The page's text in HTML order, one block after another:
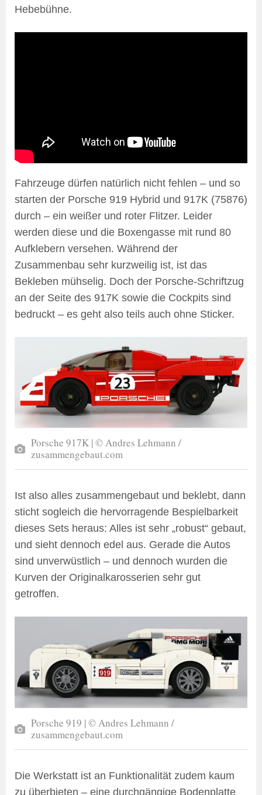
Hebebühne.
Fahrzeuge dürfen natürlich nicht fehlen – und so
starten der Porsche 919 Hybrid und 917K (75876)
durch – ein weißer und roter Flitzer. Leider
werden diese und die Boxengasse mit rund 80
Aufklebern versehen. Während der
Zusammenbau sehr kurzweilig ist, ist das
Bekleben mühselig. Doch der Porsche-Schriftzug
an der Seite des 917K sowie die Cockpits sind
bedruckt – es geht also teils auch ohne Sticker.
Porsche 917K | © Andres Lehmann /
zusammengebaut.com
Ist also alles zusammengebaut und beklebt, dann
sticht sogleich die hervorragende Bespielbarkeit
dieses Sets heraus: Alles ist sehr „robust“ gebaut,
und sieht dennoch edel aus. Gerade die Autos
sind unverwüstlich – und dennoch wurden die
Kurven der Originalkarosserien sehr gut
getroffen.
Porsche 919 | © Andres Lehmann /
zusammengebaut.com
Die Werkstatt ist an Funktionalität zudem kaum
zu überbieten – eine durchgängige Bodenplatte